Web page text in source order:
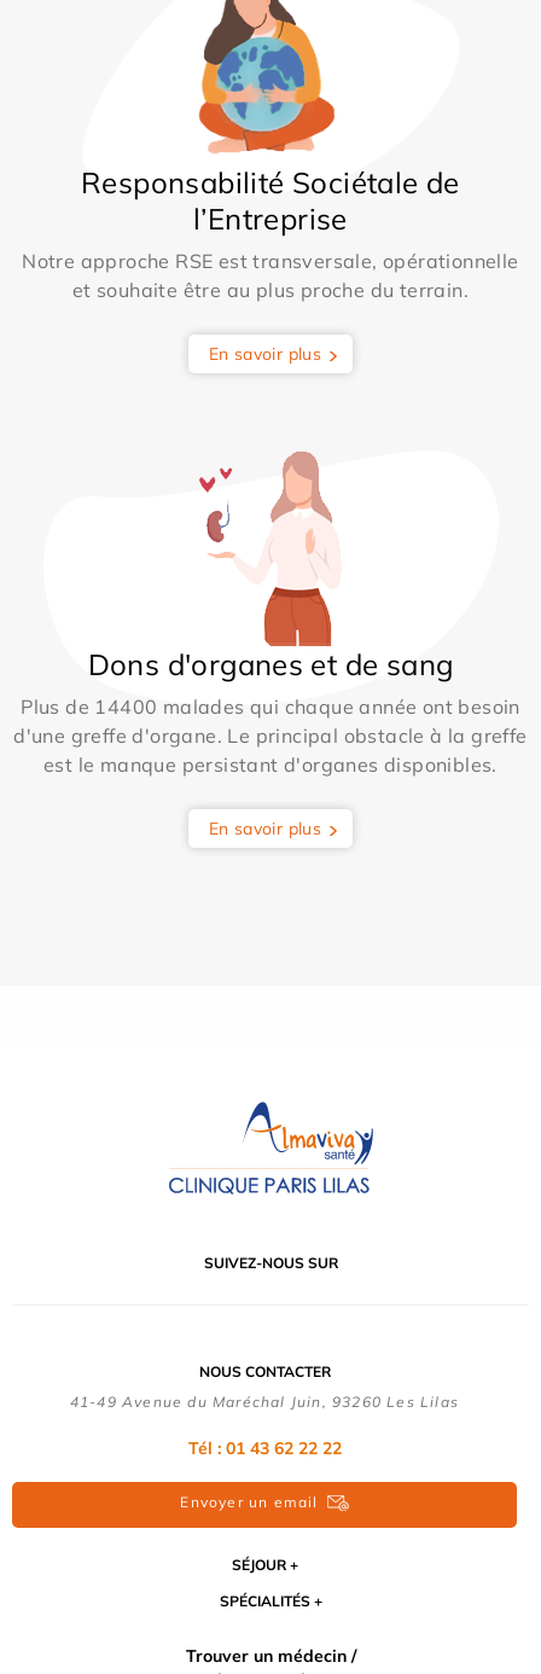
Responsabilité Sociétale de
l’Entreprise
Notre approche RSE est transversale, opérationnelle
et souhaite être au plus proche du terrain.
En savoir plus
Dons d'organes et de sang
Plus de 14400 malades qui chaque année ont besoin
d'une greffe d'organe. Le principal obstacle à la greffe
est le manque persistant d'organes disponibles.
En savoir plus
SUIVEZ-NOUS SUR
NOUS CONTACTER
41-49 Avenue du Maréchal Juin, 93260 Les Lilas
Tél : 01 43 62 22 22
Envoyer un email
SÉJOUR
SPÉCIALITÉS
Trouver un médecin /